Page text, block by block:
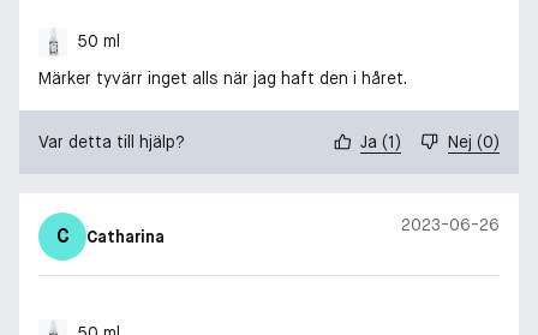
50 ml
Märker tyvärr inget alls när jag haft den i håret.
Var detta till hjälp? Ja (1) Nej (0)
C Catharina
2023-06-26